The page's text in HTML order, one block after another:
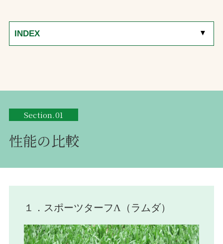
INDEX ▼
Section.01
性能の比較
１．スポーツターフΛ（ラムダ）